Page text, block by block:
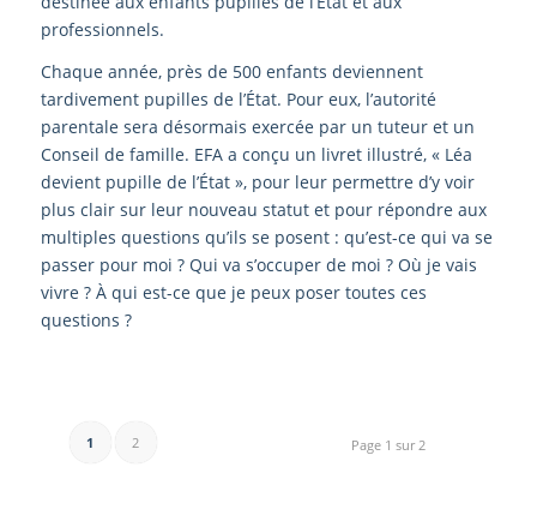
professionnels.
Chaque année, près de 500 enfants deviennent
tardivement pupilles de l’État. Pour eux, l’autorité
parentale sera désormais exercée par un tuteur et un
Conseil de famille. EFA a conçu un livret illustré, « Léa
devient pupille de l’État », pour leur permettre d’y voir
plus clair sur leur nouveau statut et pour répondre aux
multiples questions qu’ils se posent : qu’est-ce qui va se
passer pour moi ? Qui va s’occuper de moi ? Où je vais
vivre ? À qui est-ce que je peux poser toutes ces
questions ?
Page 1 sur 2
1 2